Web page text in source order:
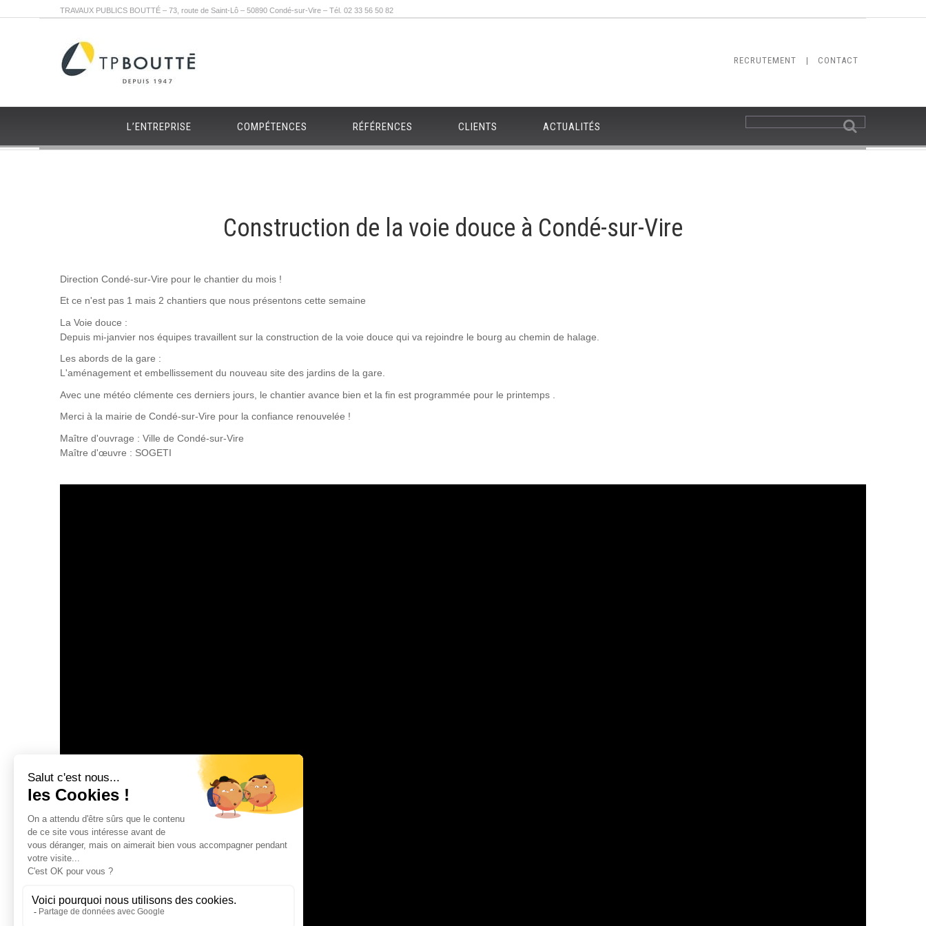
TRAVAUX PUBLICS BOUTTÉ – 73, route de Saint-Lô – 50890 Condé-sur-Vire – Tél. 02 33 56 50 82
RECRUTEMENT | CONTACT
L’ENTREPRISE COMPÉTENCES RÉFÉRENCES CLIENTS ACTUALITÉS
Construction de la voie douce à Condé-sur-Vire
Direction Condé-sur-Vire pour le chantier du mois !
Et ce n'est pas 1 mais 2 chantiers que nous présentons cette semaine
La Voie douce :
Depuis mi-janvier nos équipes travaillent sur la construction de la voie douce qui va rejoindre le bourg au chemin de halage.
Les abords de la gare :
L'aménagement et embellissement du nouveau site des jardins de la gare.
Avec une météo clémente ces derniers jours, le chantier avance bien et la fin est programmée pour le printemps .
Merci à la mairie de Condé-sur-Vire pour la confiance renouvelée !
Maître d'ouvrage : Ville de Condé-sur-Vire
Maître d'œuvre : SOGETI